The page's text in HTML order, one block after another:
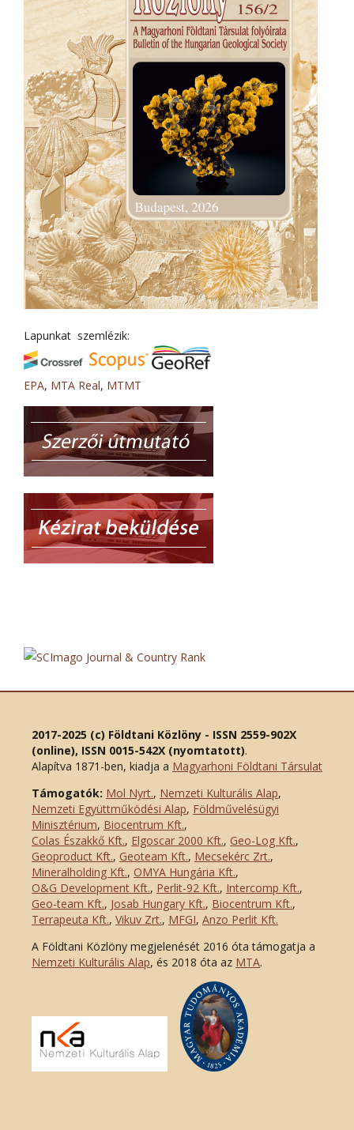
Lapunkat szemlézik:
EPA, MTA Real, MTMT
2017-2025 (c) Földtani Közlöny - ISSN 2559-902X
(online), ISSN 0015-542X (nyomtatott).
Alapítva 1871-ben, kiadja a Magyarhoni Földtani Társulat
Támogatók: Mol Nyrt., Nemzeti Kulturális Alap,
Nemzeti Együttműködési Alap, Földművelésügyi
Minisztérium, Biocentrum Kft.,
Colas Északkő Kft., Elgoscar 2000 Kft., Geo-Log Kft.,
Geoproduct Kft., Geoteam Kft., Mecsekérc Zrt.,
Mineralholding Kft., OMYA Hungária Kft.,
O&G Development Kft., Perlit-92 Kft., Intercomp Kft.,
Geo-team Kft., Josab Hungary Kft., Biocentrum Kft.,
Terrapeuta Kft., Vikuv Zrt., MFGI, Anzo Perlit Kft.
A Földtani Közlöny megjelenését 2016 óta támogatja a
Nemzeti Kulturális Alap, és 2018 óta az MTA.